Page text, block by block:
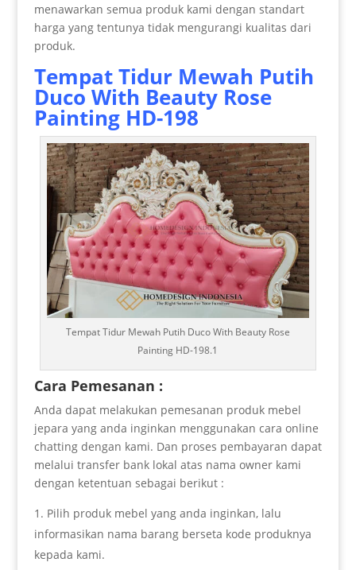
menawarkan semua produk kami dengan standart
harga yang tentunya tidak mengurangi kualitas dari
produk.
Tempat Tidur Mewah Putih
Duco With Beauty Rose
Painting HD-198
Tempat Tidur Mewah Putih Duco With Beauty Rose
Painting HD-198.1
Cara Pemesanan :
Anda dapat melakukan pemesanan produk mebel
jepara yang anda inginkan menggunakan cara online
chatting dengan kami. Dan proses pembayaran dapat
melalui transfer bank lokal atas nama owner kami
dengan ketentuan sebagai berikut :
Pilih produk mebel yang anda inginkan, lalu
informasikan nama barang berseta kode produknya
kepada kami.